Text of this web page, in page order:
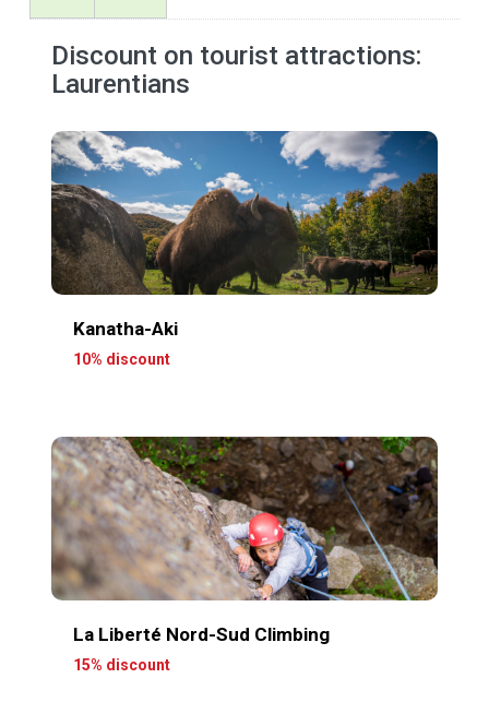
Discount on tourist attractions:
Laurentians
Kanatha-Aki
10% discount
La Liberté Nord-Sud Climbing
15% discount